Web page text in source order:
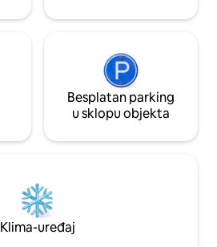
Besplatan parking
u sklopu objekta
Klima-uređaj